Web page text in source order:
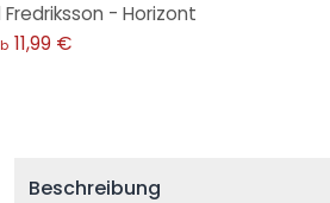
- Horizont
11,99 €
Beschreibung